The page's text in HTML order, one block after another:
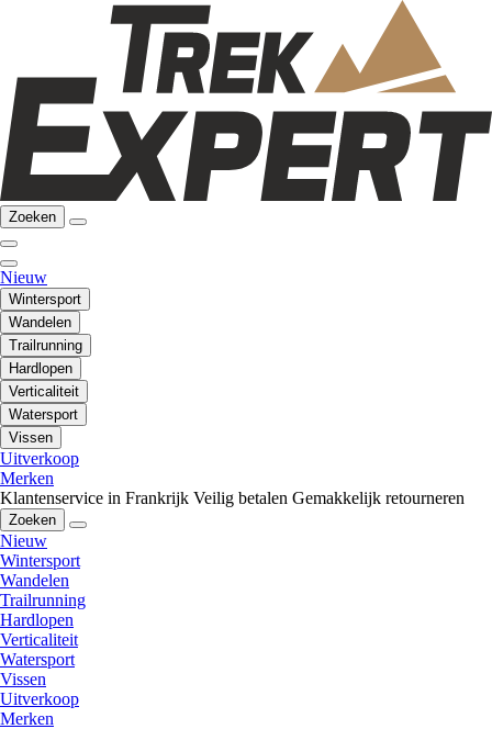
Zoeken
Nieuw
Wintersport
Wandelen
Trailrunning
Hardlopen
Verticaliteit
Watersport
Vissen
Uitverkoop
Merken
Klantenservice in Frankrijk Veilig betalen Gemakkelijk retourneren
Zoeken
Nieuw
Wintersport
Wandelen
Trailrunning
Hardlopen
Verticaliteit
Watersport
Vissen
Uitverkoop
Merken